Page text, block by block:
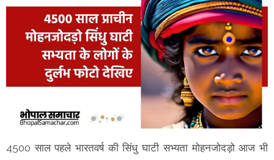
4500 साल पहले भारतवर्ष की सिंधु घाटी सभ्यता मोहनजोदड़ो आज भी